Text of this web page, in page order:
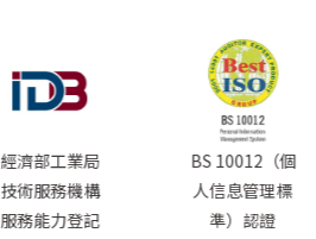
經濟部工業局
技術服務機構
服務能力登記
BS 10012（個
人信息管理標
準）認證